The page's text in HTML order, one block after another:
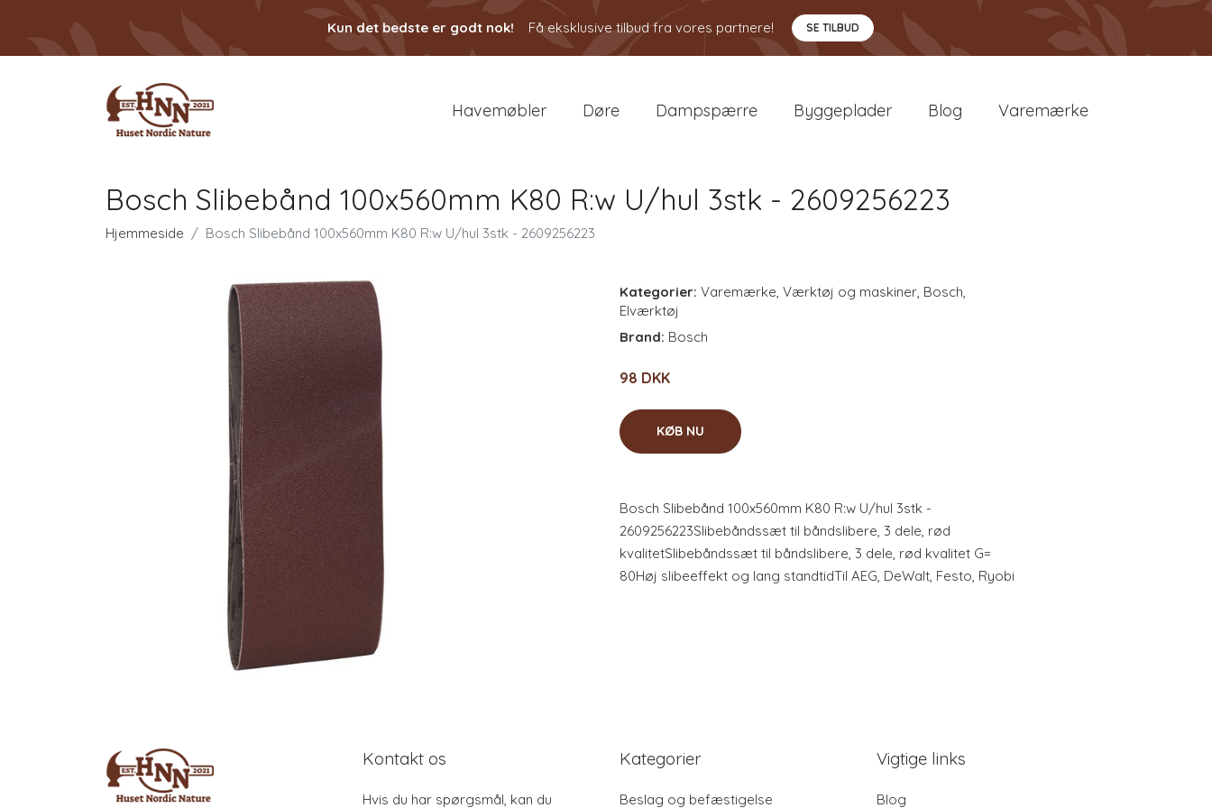
Kun det bedste er godt nok! Få eksklusive tilbud fra vores partnere! SE TILBUD
Havemøbler Døre Dampspærre Byggeplader Blog Varemærke
Bosch Slibebånd 100x560mm K80 R:w U/hul 3stk - 2609256223
Hjemmeside Bosch Slibebånd 100x560mm K80 R:w U/hul 3stk - 2609256223
Kategorier: Varemærke, Værktøj og maskiner, Bosch,
Elværktøj
Brand: Bosch
98 DKK
KØB NU
Bosch Slibebånd 100x560mm K80 R:w U/hul 3stk -
2609256223Slibebåndssæt til båndslibere, 3 dele, rød
kvalitetSlibebåndssæt til båndslibere, 3 dele, rød kvalitet G=
80Høj slibeeffekt og lang standtidTil AEG, DeWalt, Festo, Ryobi
Kontakt os
Hvis du har spørgsmål, kan du
Kategorier
Beslag og befæstigelse
Vigtige links
Blog